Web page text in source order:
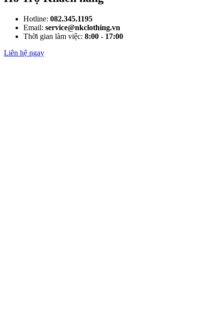
Hotline: 082.345.1195
Email: service@nkclothing.vn
Thời gian làm việc: 8:00 - 17:00
Liên hệ ngay